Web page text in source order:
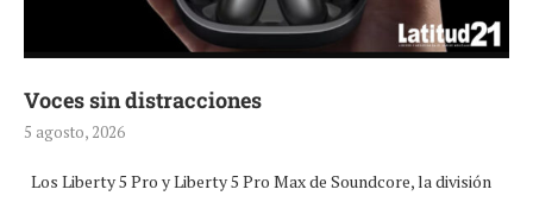
Voces sin distracciones
5 agosto, 2026
Los Liberty 5 Pro y Liberty 5 Pro Max de Soundcore, la división